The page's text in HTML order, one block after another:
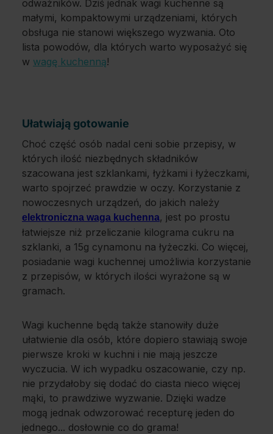
odważników. Dziś jednak wagi kuchenne są
małymi, kompaktowymi urządzeniami, których
obsługa nie stanowi większego wyzwania. Oto
lista powodów, dla których warto wyposażyć się
w wagę kuchenną!
Ułatwiają gotowanie
Choć część osób nadal ceni sobie przepisy, w
których ilość niezbędnych składników
szacowana jest szklankami, łyżkami i łyżeczkami,
warto spojrzeć prawdzie w oczy. Korzystanie z
nowoczesnych urządzeń, do jakich należy
elektroniczna waga kuchenna, jest po prostu
łatwiejsze niż przeliczanie kilograma cukru na
szklanki, a 15g cynamonu na łyżeczki. Co więcej,
posiadanie wagi kuchennej umożliwia korzystanie
z przepisów, w których ilości wyrażone są w
gramach.
Wagi kuchenne będą także stanowiły duże
ułatwienie dla osób, które dopiero stawiają swoje
pierwsze kroki w kuchni i nie mają jeszcze
wyczucia. W ich wypadku oszacowanie, czy np.
nie przydałoby się dodać do ciasta nieco więcej
mąki, to prawdziwe wyzwanie. Dzięki wadze
mogą jednak odwzorować recepturę jeden do
jednego... dosłownie co do grama!